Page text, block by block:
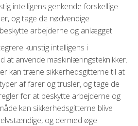
intelligens genkende forskellige
og tage de nødvendige
arbejderne og anlægget.
kunstig intelligens i
at anvende maskinlæringsteknikker.
kan træne sikkerhedsgitterne til at
af farer og trusler, og tage de
for at beskytte arbejderne og
kan sikkerhedsgitterne blive
og dermed øge